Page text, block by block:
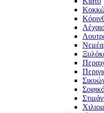
Νεμέα